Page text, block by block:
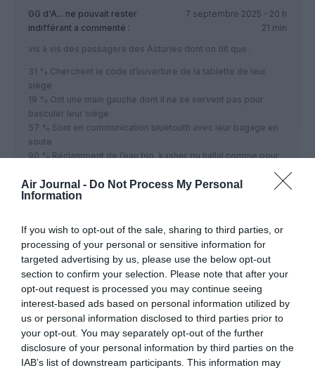
Air Journal - Do Not Process My Personal
Information
If you wish to opt-out of the sale, sharing to third parties, or
processing of your personal or sensitive information for
targeted advertising by us, please use the below opt-out
section to confirm your selection. Please note that after your
opt-out request is processed you may continue seeing
interest-based ads based on personal information utilized by
us or personal information disclosed to third parties prior to
your opt-out. You may separately opt-out of the further
disclosure of your personal information by third parties on the
IAB’s list of downstream participants. This information may
GG d'A... ne pouvait rester
indifférant a commenté :
7 septembre 2025 - 20 h
21 min
vis à vis des passagers des Asturies dont on dit que :
31 % Cherchent le code d’ouverture de la tablette de leur
siège
19 % Ont une main gauche dont il ne se servent pas pour
basculer leur siège
57 % Sont en communication bluetouth avec leur bagage en
soute
90 % Réclamment de l’eau bio, kasher ou hallal comme pour
83 % Entendent des voix avant la descente vers l’aéroport
d’arrivée !
24 % Ne retiennent plus leur rot à cause de la pressurisation
de la cabine
78 % Trouvent que les hôtesses de l’après-midi ressemblent
beaucoup trop à Lady Gaga
7 % Sont déterminés à boycotter la 1ère class jusqu’à fin mai
2027 !
42 % Ne veulent plus être confondus avec l’avatar de Mr.
Bean
Diphtongue à prendre en compte pour le choix du siège avant